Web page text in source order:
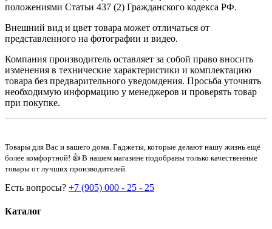
положениями Статьи 437 (2) Гражданского кодекса РФ.
Внешний вид и цвет товара может отличаться от
представленного на фотографии и видео.
Компания производитель оставляет за собой право вносить
изменения в технические характеристики и комплектацию
товара без предварительного уведомдения. Просьба уточнять
необходимую информацию у менеджеров и проверять товар
при покупке.
Товары для Вас и вашего дома. Гаджеты, которые делают нашу жизнь ещё
более комфортной! 👍 В нашем магазине подобраны только качественные
товары от лучших производителей.
Есть вопросы? +7 (905) 000 - 25 - 25
Каталог